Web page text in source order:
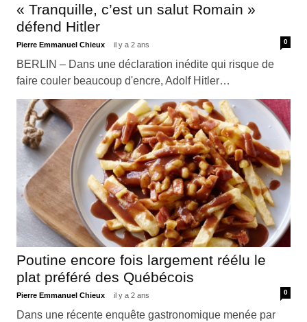
« Tranquille, c’est un salut Romain »
défend Hitler
Pierre Emmanuel Chieux il y a 2 ans 0
BERLIN – Dans une déclaration inédite qui risque de
faire couler beaucoup d'encre, Adolf Hitler…
Poutine encore fois largement réélu le
plat préféré des Québécois
Pierre Emmanuel Chieux il y a 2 ans 0
Dans une récente enquête gastronomique menée par